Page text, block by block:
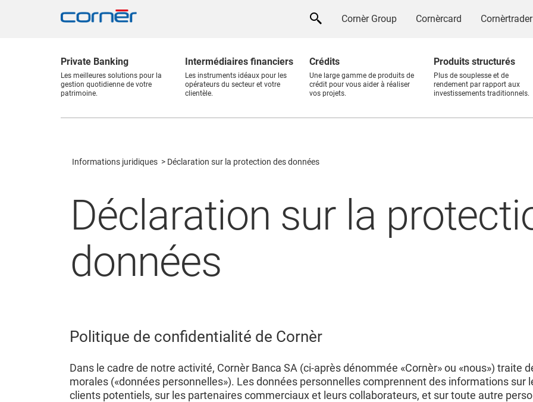
Cornèr Group Cornèrcard Cornèrtrader
Private Banking
Les meilleures solutions pour la
gestion quotidienne de votre
patrimoine.
Intermédiaires financiers
Les instruments idéaux pour les
opérateurs du secteur et votre
clientèle.
Crédits
Une large gamme de produits de
crédit pour vous aider à réaliser
vos projets.
Produits structurés
Plus de souplesse et de
rendement par rapport aux
investissements traditionnels.
Informations juridiques Déclaration sur la protection des données
Déclaration sur la
données
Politique de confidentialité de Cornèr
Dans le cadre de notre activité, Cornèr Banca SA (ci-après dénommée «Cornèr» ou «nous») traite
morales («données personnelles»). Les données personnelles comprennent des informations sur
clients potentiels, sur les partenaires commerciaux et leurs collaborateurs, et sur toute autre